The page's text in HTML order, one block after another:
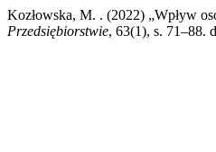
Kozłowska, M. . (2022) „Wpływ
Przedsiębiorstwie, 63(1), s. 71–88.